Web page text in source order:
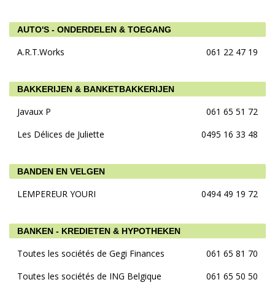
AUTO'S - ONDERDELEN & TOEGANG
A.R.T.Works 061 22 47 19
BAKKERIJEN & BANKETBAKKERIJEN
Javaux P
061 65 51 72
Les Délices de Juliette
0495 16 33 48
BANDEN EN VELGEN
LEMPEREUR YOURI 0494 49 19 72
BANKEN - KREDIETEN & HYPOTHEKEN
Toutes les sociétés de Gegi Finances
061 65 81 70
Toutes les sociétés de ING Belgique
061 65 50 50